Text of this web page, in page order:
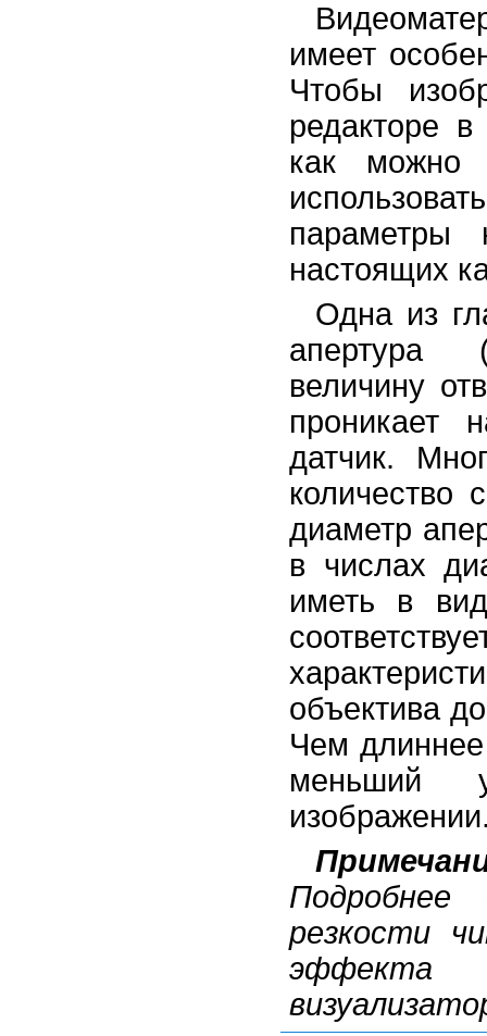
имеет
Чтобы
редакторе в
как можно
параметры
настоящих
Одна из
апертура
величину
проникает
датчик.
количество
диаметр
в числах
иметь в
объектива
Чем
меньший
резкости
эффекта